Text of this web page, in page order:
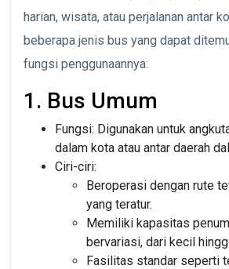
harian, wisata, atau perjalanan antar
beberapa jenis bus yang dapat
fungsi penggunaannya:
1. Bus Umum
Fungsi: Digunakan untuk
dalam kota atau antar daerah
Ciri-ciri:
Beroperasi dengan rute
yang teratur.
Memiliki kapasitas
bervariasi, dari kecil
Fasilitas standar seperti